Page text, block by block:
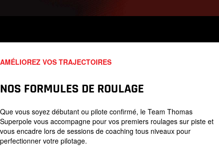
AMÉLIOREZ VOS TRAJECTOIRES
NOS FORMULES DE ROULAGE
Que vous soyez débutant ou pilote confirmé, le Team Thomas
Superpole vous accompagne pour vos premiers roulages sur piste et
vous encadre lors de sessions de coaching tous niveaux pour
perfectionner votre pilotage.